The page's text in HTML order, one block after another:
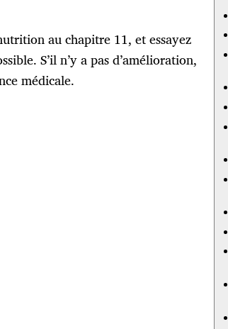
au chapitre 11, et essayez
S’il n’y a pas d’amélioration,
médicale.